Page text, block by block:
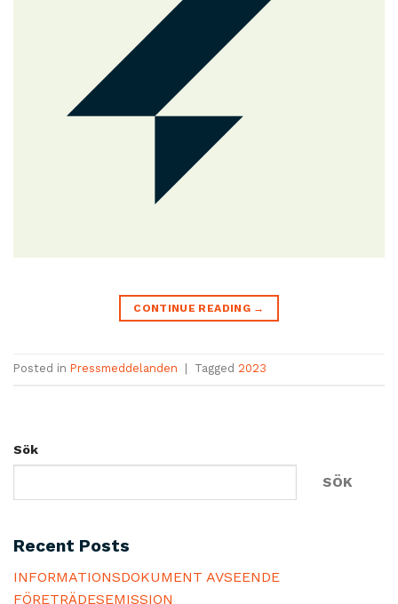
CONTINUE READING →
Posted in Pressmeddelanden Tagged 2023
Sök
SÖK
Recent Posts
INFORMATIONSDOKUMENT AVSEENDE
FÖRETRÄDESEMISSION